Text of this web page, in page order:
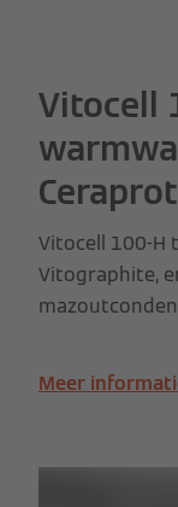
Vitocell
Vitocell 100-H
Vitographite,
Meer